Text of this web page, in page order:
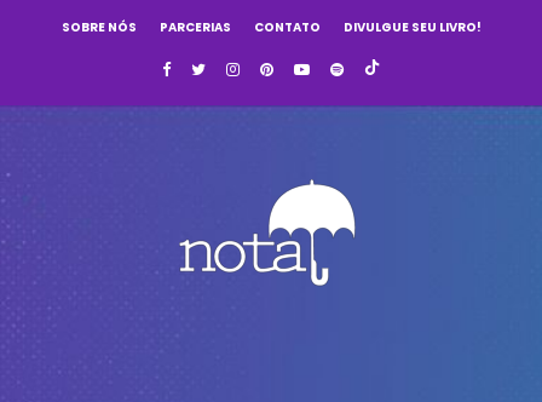
SOBRE NÓS PARCERIAS CONTATO DIVULGUE SEU LIVRO!